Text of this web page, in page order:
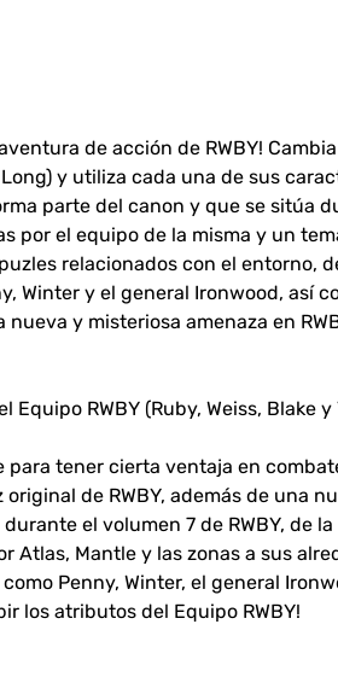
de acción de RWBY!
y utiliza cada una de sus
parte del canon y que se sitúa
por el equipo de la misma y un
relacionados con el
Winter y el general Ironwood, así
y misteriosa amenaza en
RWBY (Ruby, Weiss,
para tener cierta ventaja en
original de RWBY, además de
el volumen 7 de RWBY, de
Atlas, Mantle y las zonas a sus
Penny, Winter, el general
los atributos del Equipo RWBY!